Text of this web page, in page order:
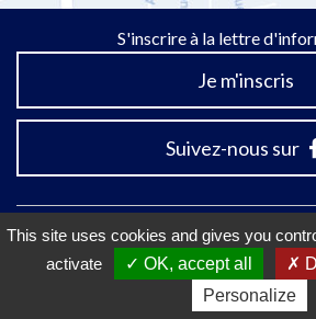
S'inscrire à la lettre
Je m'inscris
Suivez-nous sur
Mentions Légales Plan du site
This site uses cookies and gives you
activate
OK, accept all
Personalize